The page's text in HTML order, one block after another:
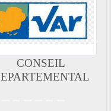
INTERSPORT